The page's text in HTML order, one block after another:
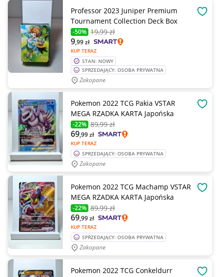
Professor 2023 Juniper Premium
Tournament Collection Deck Box
-50% 19,99 zł
KUP TERAZ
9,99zł
STAN: NOWY
SPRZEDAJĄCY: OSOBA PRYWATNA
Zakopane
Pokemon 2022 TCG Pakia VSTAR
MEGA RZADKA KARTA Japońska
-22% 89,99 zł
KUP TERAZ
69,99zł
SPRZEDAJĄCY: OSOBA PRYWATNA
Zakopane
Pokemon 2022 TCG Machamp VSTAR
MEGA RZADKA KARTA Japońska
-22% 89,99 zł
KUP TERAZ
69,99zł
SPRZEDAJĄCY: OSOBA PRYWATNA
Zakopane
Pokemon 2022 TCG Conkeldurr